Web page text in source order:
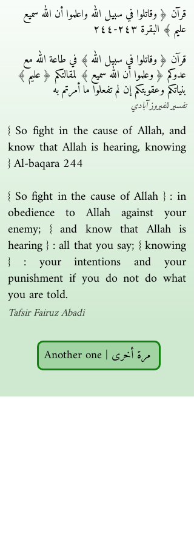
قرآن ﴿ وقاتلوا في سبيل الله واعلموا أن الله سميع
عليم ﴾ البقرة ٢٤٣-٢٤٤
قرآن ﴿ وقاتلوا في سبيل الله ﴾ في طاعة الله مع
عدوكم ﴿ وعلموا أن الله سميع ﴾ لمقالتكم ﴿ عليم ﴾
بنياتكم وعقوبتكم إن لم تفعلوا ما أمرتم به
تفسير للفيروز آبادي
{ So fight in the cause of Allah, and
know that Allah is hearing, knowing
} Al-baqara 244
{ So fight in the cause of Allah } : in
obedience to Allah against your
enemy; { and know that Allah is
hearing } : all that you say; { knowing
} : your intentions and your
punishment if you do not do what
you are told.
Tafsir Fairuz Abadi
Another one | مرة أخرى